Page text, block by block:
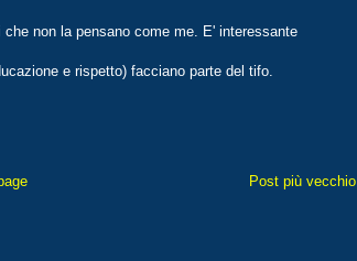
non la pensano come me. E' interessante
e rispetto) facciano parte del tifo.
Post più vecchio